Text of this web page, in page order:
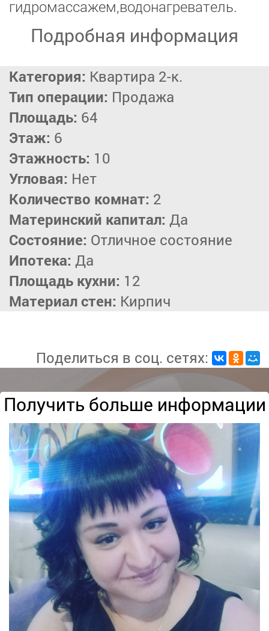
гидромассажем,водонагреватель.
Подробная информация
Категория: Квартира 2-к.
Тип операции: Продажа
Площадь: 64
Этаж: 6
Этажность: 10
Угловая: Нет
Количество комнат: 2
Материнский капитал: Да
Состояние: Отличное состояние
Ипотека: Да
Площадь кухни: 12
Материал стен: Кирпич
Поделиться в соц. сетях:
Получить больше информации